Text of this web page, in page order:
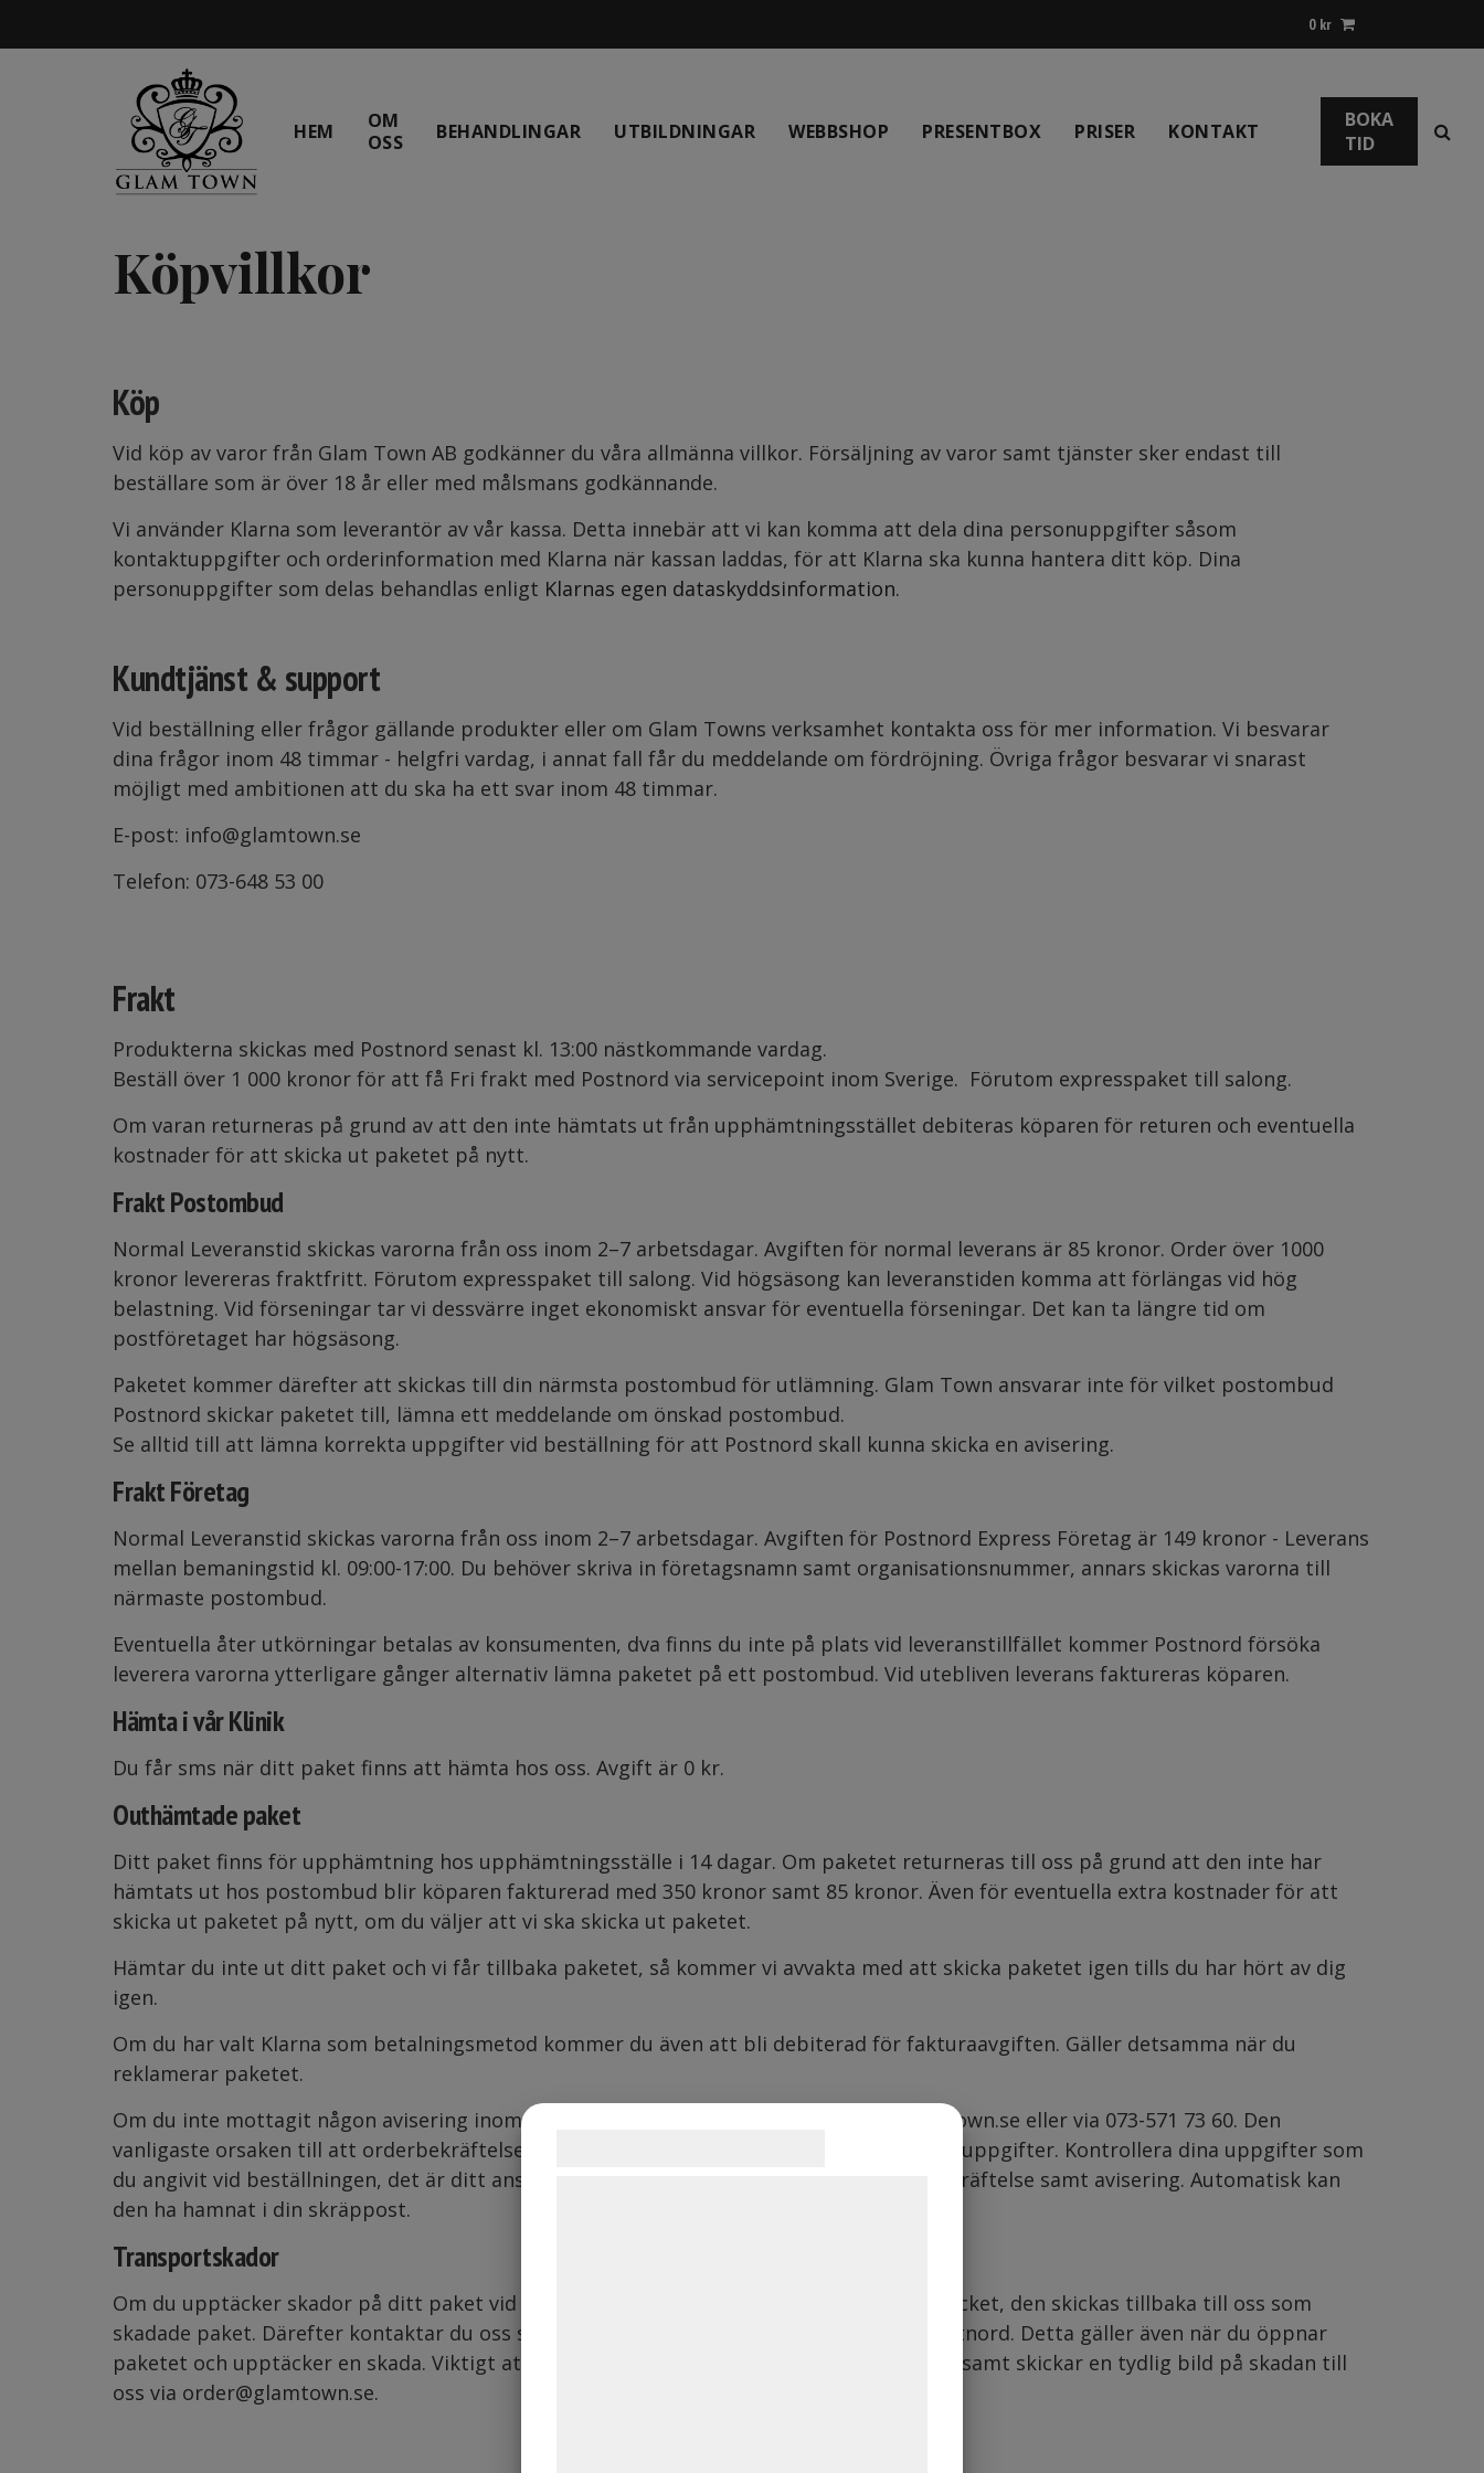
0 kr
HEM
OM
OSS
BEHANDLINGAR UTBILDNINGAR WEBBSHOP PRESENTBOX PRISER KONTAKT
BOKA
TID
Köpvillkor
Köp
Vid köp av varor från Glam Town AB godkänner du våra allmänna villkor. Försäljning av varor samt tjänster sker endast till
beställare som är över 18 år eller med målsmans godkännande.
Vi använder Klarna som leverantör av vår kassa. Detta innebär att vi kan komma att dela dina personuppgifter såsom
kontaktuppgifter och orderinformation med Klarna när kassan laddas, för att Klarna ska kunna hantera ditt köp. Dina
personuppgifter som delas behandlas enligt Klarnas egen dataskyddsinformation.
Kundtjänst & support
Vid beställning eller frågor gällande produkter eller om Glam Towns verksamhet kontakta oss för mer information. Vi besvarar
dina frågor inom 48 timmar - helgfri vardag, i annat fall får du meddelande om fördröjning. Övriga frågor besvarar vi snarast
möjligt med ambitionen att du ska ha ett svar inom 48 timmar.
E-post: info@glamtown.se
Telefon: 073-648 53 00
Frakt
Produkterna skickas med Postnord senast kl. 13:00 nästkommande vardag.
Beställ över 1 000 kronor för att få Fri frakt med Postnord via servicepoint inom Sverige. Förutom expresspaket till salong.
Om varan returneras på grund av att den inte hämtats ut från upphämtningsstället debiteras köparen för returen och eventuella
kostnader för att skicka ut paketet på nytt.
Frakt Postombud
Normal Leveranstid skickas varorna från oss inom 2–7 arbetsdagar. Avgiften för normal leverans är 85 kronor. Order över 1000
kronor levereras fraktfritt. Förutom expresspaket till salong. Vid högsäsong kan leveranstiden komma att förlängas vid hög
belastning. Vid förseningar tar vi dessvärre inget ekonomiskt ansvar för eventuella förseningar. Det kan ta längre tid om
postföretaget har högsäsong.
Paketet kommer därefter att skickas till din närmsta postombud för utlämning. Glam Town ansvarar inte för vilket postombud
Postnord skickar paketet till, lämna ett meddelande om önskad postombud.
Se alltid till att lämna korrekta uppgifter vid beställning för att Postnord skall kunna skicka en avisering.
Frakt Företag
Normal Leveranstid skickas varorna från oss inom 2–7 arbetsdagar. Avgiften för Postnord Express Företag är 149 kronor - Leverans
mellan bemaningstid kl. 09:00-17:00. Du behöver skriva in företagsnamn samt organisationsnummer, annars skickas varorna till
närmaste postombud.
Eventuella åter utkörningar betalas av konsumenten, dva finns du inte på plats vid leveranstillfället kommer Postnord försöka
leverera varorna ytterligare gånger alternativ lämna paketet på ett postombud. Vid utebliven leverans faktureras köparen.
Hämta i vår Klinik
Du får sms när ditt paket finns att hämta hos oss. Avgift är 0 kr.
Outhämtade paket
Ditt paket finns för upphämtning hos upphämtningsställe i 14 dagar. Om paketet returneras till oss på grund att den inte har
hämtats ut hos postombud blir köparen fakturerad med 350 kronor samt 85 kronor. Även för eventuella extra kostnader för att
skicka ut paketet på nytt, om du väljer att vi ska skicka ut paketet.
Hämtar du inte ut ditt paket och vi får tillbaka paketet, så kommer vi avvakta med att skicka paketet igen tills du har hört av dig
igen.
Om du har valt Klarna som betalningsmetod kommer du även att bli debiterad för fakturaavgiften. Gäller detsamma när du
reklamerar paketet.
Om du inte mottagit någon avisering inom 10 dagar bör du höra av dig till order@glamtown.se eller via 073-571 73 60. Den
vanligaste orsaken till att orderbekräftelsen uteblir är att man oftast skrivit in felaktiga uppgifter. Kontrollera dina uppgifter som
du angivit vid beställningen, det är ditt ansvar att kontrollera din inkorg för en orderbekräftelse samt avisering. Automatisk kan
den ha hamnat i din skräppost.
Transportskador
Om du upptäcker skador på ditt paket vid upphämtningsstället ska du inte hämta ut packet, den skickas tillbaka till oss som
skadade paket. Därefter kontaktar du oss så hjälper vi dig med en skadeanmälan till Postnord. Detta gäller även när du öppnar
paketet och upptäcker en skada. Viktigt att du mejlar och förklarar vad du har upptäckt samt skickar en tydlig bild på skadan till
oss via order@glamtown.se.